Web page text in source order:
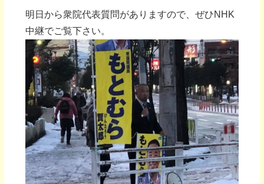
明日から衆院代表質問がありますので、ぜひNHK
中継でご覧下さい。